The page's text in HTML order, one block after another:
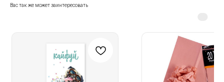
Вас так же может заинтересовать